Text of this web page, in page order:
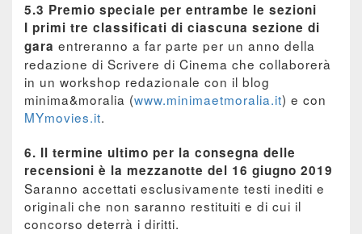
5.3 Premio speciale per entrambe le sezioni
I primi tre classificati di ciascuna sezione di
gara entreranno a far parte per un anno della
redazione di Scrivere di Cinema che collaborerà
in un workshop redazionale con il blog
minima&moralia (www.minimaetmoralia.it) e con
MYmovies.it.
6. Il termine ultimo per la consegna delle
recensioni è la mezzanotte del 16 giugno 2019
Saranno accettati esclusivamente testi inediti e
originali che non saranno restituiti e di cui il
concorso deterrà i diritti.